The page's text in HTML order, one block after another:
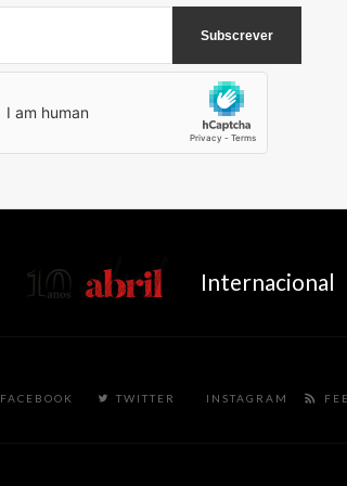
AbrilAbril Internacional
FACEBOOK TWITTER INSTAGRAM